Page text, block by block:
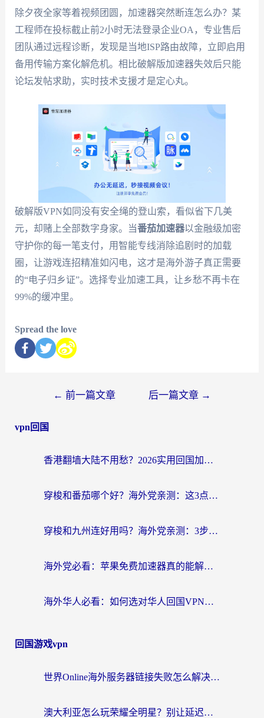
除夕夜全家等着视频团圆，加速器突然断连怎么办？某
工程师在投标截止前2小时无法登录企业OA，专业售后
团队通过远程诊断，发现是当地ISP路由故障，立即启用
备用传输方案化解危机。相比破解版加速器失效后只能
论坛发帖求助，实时技术支援才是定心丸。
破解版VPN如同没有安全绳的登山索，看似省下几美
元，却赌上全部数字身家。当番茄加速器以金融级加密
守护你的每一笔支付，用智能专线消除追剧时的加载
圈，让游戏连招精准如闪电，这才是海外游子真正需要
的“电子归乡证”。选择专业加速工具，让乡愁不再卡在
99%的缓冲里。
Spread the love
← 前一篇文章 后一篇文章 →
vpn回国
香港翻墙大陆不用愁？2026实用回国加速器指南：从选到用一步到位
穿梭和番茄哪个好？海外党亲测：这3点帮你选对回国加速器
穿梭和九州连好用吗？海外党亲测：3步选对回国加速器，无缝刷国内剧玩国服
海外党必看：苹果免费加速器真的能解决回国访问难题吗？附实测对比与全平台方案
海外华人必看：如何选对华人回国VPN，无缝刷国内剧、玩手游？
回国游戏vpn
世界Online海外服务器链接失败怎么解决？告别卡顿延迟，海外玩国服游戏的正确打开方式
澳大利亚怎么玩荣耀全明星？别让延迟毁了你的连招！海外党专属加速攻略